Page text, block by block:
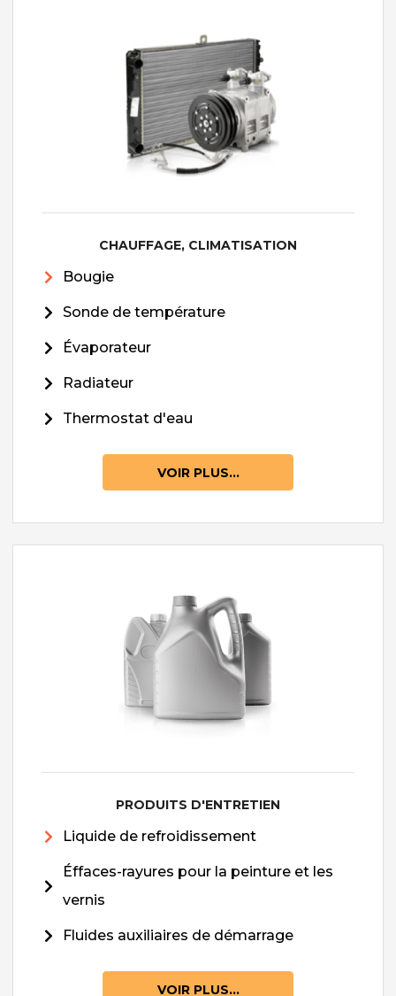
CHAUFFAGE, CLIMATISATION
Bougie
Sonde de température
Évaporateur
Radiateur
Thermostat d'eau
VOIR PLUS...
PRODUITS D'ENTRETIEN
Liquide de refroidissement
Éffaces-rayures pour la peinture et les
vernis
Fluides auxiliaires de démarrage
VOIR PLUS...